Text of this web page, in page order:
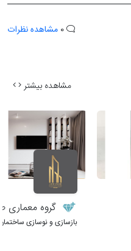
مشاهده نظرات
مشاهده بیشتر
گروه معماری
بازسازی و نوسازی